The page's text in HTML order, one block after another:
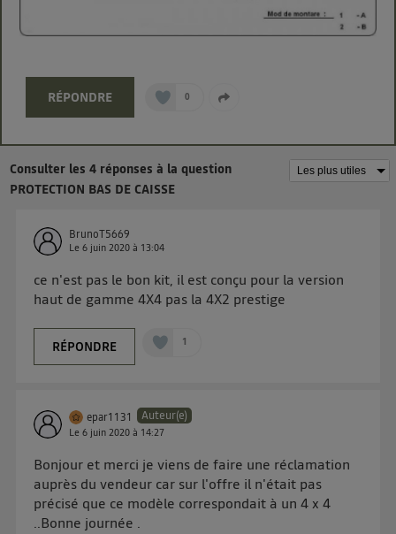
RÉPONDRE 0
Consulter les 4 réponses à la question
PROTECTION BAS DE CAISSE
BrunoT5669
Le6 juin 2020 à 13:04
ce n'est pas le bon kit, il est conçu pour la version
haut de gamme 4X4 pas la 4X2 prestige
RÉPONDRE 1
epar1131 Auteur(e)
Le6 juin 2020 à 14:27
Bonjour et merci je viens de faire une réclamation
auprès du vendeur car sur l'offre il n'était pas
précisé que ce modèle correspondait à un 4 x 4
..Bonne journée .
même identifiant. En général :
(ex : Wi-Fi), la personnalisation sera basée
uniquement sur la navigation de l'utilisateur du mobile.
Vous pouvez à tout moment retirer ce consentement
surle portail d’Utiq
« gérer Utiq » en bas de ce site. Pour plus
d'informations, veuillez consulter
la Politique
d'information sur les données personnelles